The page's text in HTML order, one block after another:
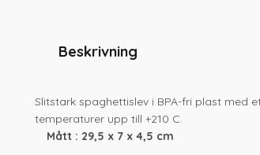
Beskrivning
Slitstark spaghettislev i BPA-fri plast med
temperaturer upp till +210 C.
Mått : 29,5 x 7 x 4,5 cm